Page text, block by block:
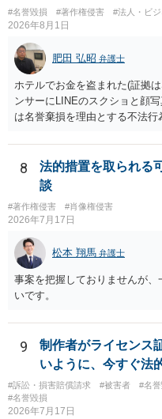
できる」レベルだと、翻案や二
はご留意ください。
#名誉毀損 #著作権侵害 #法人・ビジ
2026年8月1日
肥田 弘昭 弁護士
ホテルでお金を盗まれた(証拠
ンサーにLINEのスクショと顔
は名誉棄損を理由とする不法
その人が会社を経営している
賠償金と8人分の従業員の年間
の計算がすべて損害とならな
良いかと思います。ご参考にし
8
法的措置を取られる
談
#著作権侵害 #肖像権侵害
2026年7月17日
松本 翔馬 弁護士
事案を把握しておりませんが
いです。
9
制作者がライセンス
いように、今すぐ法
#訴訟・損害賠償請求 #被害者 #名
#名誉毀損
2026年7月17日